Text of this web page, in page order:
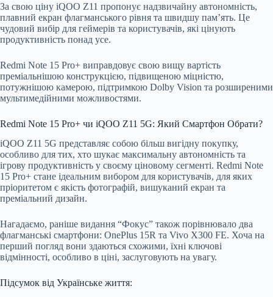
За свою ціну iQOO Z11 пропонує надзвичайну автономність,
плавний екран флагманського рівня та швидшу пам’ять. Це
чудовий вибір для геймерів та користувачів, які цінують
продуктивність понад усе.
Redmi Note 15 Pro+ виправдовує свою вищу вартість
преміальнішою конструкцією, підвищеною міцністю,
потужнішою камерою, підтримкою Dolby Vision та розширеними
мультимедійними можливостями.
Redmi Note 15 Pro+ чи iQOO Z11 5G: Який Смартфон Обрати?
iQOO Z11 5G представляє собою більш вигідну покупку,
особливо для тих, хто шукає максимальну автономність та
ігрову продуктивність у своєму ціновому сегменті. Redmi Note
15 Pro+ стане ідеальним вибором для користувачів, для яких
пріоритетом є якість фотографій, вишуканий екран та
преміальний дизайн.
Нагадаємо, раніше видання “Фокус” також порівнювало два
флагманські смартфони: OnePlus 15R та Vivo X300 FE. Хоча на
перший погляд вони здаються схожими, їхні ключові
відмінності, особливо в ціні, заслуговують на увагу.
Підсумок від Українське життя: